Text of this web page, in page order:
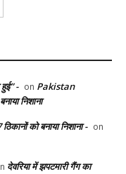
- on Pakistan
निशाना
को बनाया निशाना - on
देवरिया में झपटमारी गैंग का